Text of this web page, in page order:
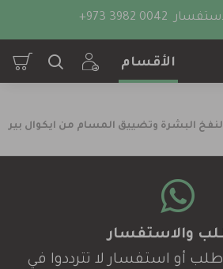
+973 3982 0042
البشرة وتضييق المسام من ايكوال بير
والاستفسار
أو استفسار لا تترددوا في